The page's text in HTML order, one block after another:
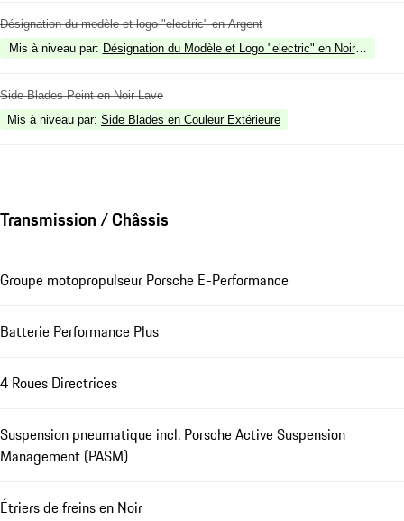
Désignation du modèle et logo "electric" en Argent
Mis à niveau par: Désignation du Modèle et Logo "electric" en Noir (finition
Side Blades Peint en Noir Lave
Mis à niveau par: Side Blades en Couleur Extérieure
Transmission / Châssis
Groupe motopropulseur Porsche E-Performance
Batterie Performance Plus
4 Roues Directrices
Suspension pneumatique incl. Porsche Active Suspension
Management (PASM)
Étriers de freins en Noir